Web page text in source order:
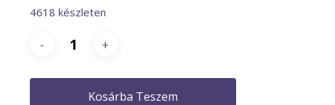
4618 készleten
Kosárba Teszem